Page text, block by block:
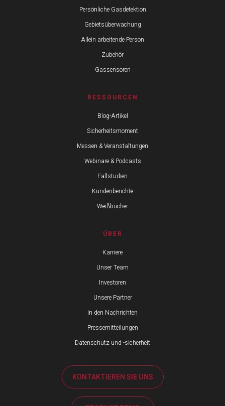
Persönliche Gasdetektion
Gebietsüberwachung
Allein arbeitende Person
Zubehör
Gassensoren
RESSOURCEN
Blog-Artikel
Sicherheitsmoment
Messen & Veranstaltungen
Webinare & Podcasts
Fallstudien
Kundenberichte
Weißbücher
ÜBER
Karriere
Unser Team
Investoren
Unsere Partner
In den Nachrichten
Pressemitteilungen
Datenschutz und -sicherheit
KONTAKTIEREN SIE UNS